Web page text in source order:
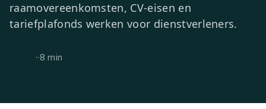
raamovereenkomsten, CV-eisen en
tariefplafonds werken voor dienstverleners.
··8 min